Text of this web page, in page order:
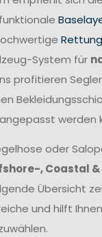
System für
profitieren
werden
oder
, Coastal
Übersicht
und hilft